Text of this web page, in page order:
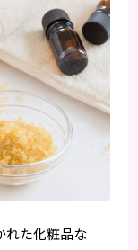
れた化粧品な